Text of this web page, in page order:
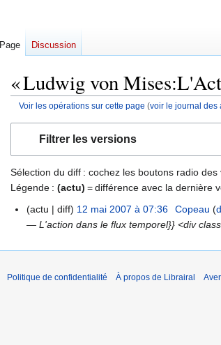
« Ludwig von
Voir les opérations sur cette page (voir le journal des
navigation
recherche
Filtrer les versions
Sélection du diff : cochez les boutons radio
Légende : (actu) = différence avec la dernière
12
actu diff 12 mai 2007 à 07:36 Copeau
— L'action dans le flux temporel}} <div
Page Discussion
Politique de confidentialité À propos de Librairal